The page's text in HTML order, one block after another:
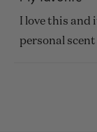
sur
5
étoiles
I love this and
personal scent